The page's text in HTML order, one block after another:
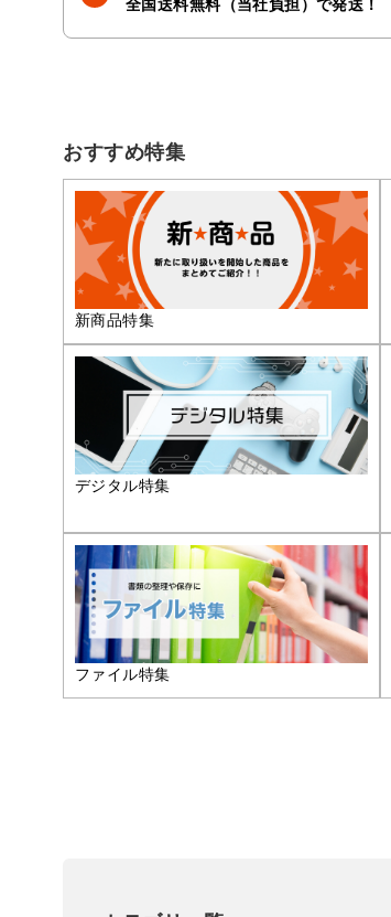
全国送料無料（当社負担）で発送！
おすすめ特集
新商品特集
デジタル特集
ファイル特集